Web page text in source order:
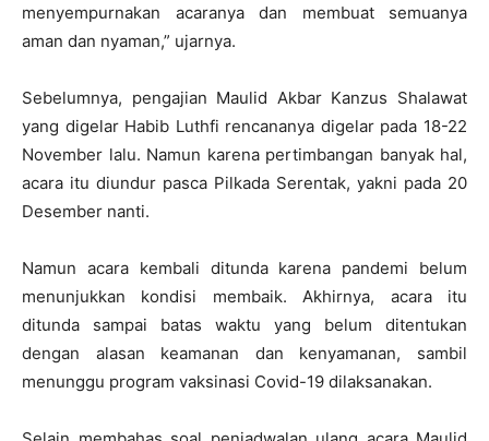
menyempurnakan acaranya dan membuat semuanya
aman dan nyaman,” ujarnya.
Sebelumnya, pengajian Maulid Akbar Kanzus Shalawat
yang digelar Habib Luthfi rencananya digelar pada 18-22
November lalu. Namun karena pertimbangan banyak hal,
acara itu diundur pasca Pilkada Serentak, yakni pada 20
Desember nanti.
Namun acara kembali ditunda karena pandemi belum
menunjukkan kondisi membaik. Akhirnya, acara itu
ditunda sampai batas waktu yang belum ditentukan
dengan alasan keamanan dan kenyamanan, sambil
menunggu program vaksinasi Covid-19 dilaksanakan.